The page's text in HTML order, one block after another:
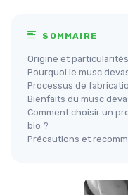
SOMMAIRE
Origine et
Pourquoi le musc
Processus de
Bienfaits du musc
Comment choisir un
bio ?
Précautions et